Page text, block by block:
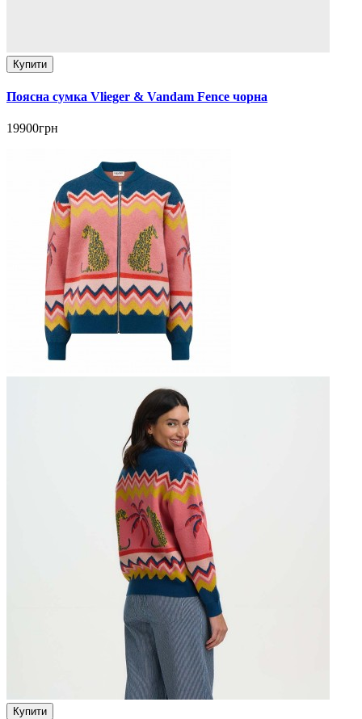
Купити
Поясна сумка Vlieger & Vandam Fence чорна
19900грн
Купити